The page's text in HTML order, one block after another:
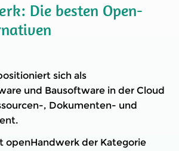
Die besten Open-
sich als
und Bausoftware in der Cloud
, Dokumenten- und
openHandwerk der Kategorie